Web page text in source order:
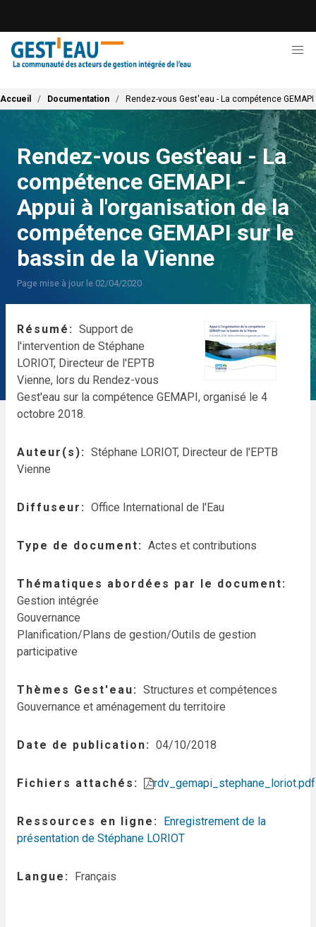
contenu
principal
Fil d'Ariane
Accueil Documentation Rendez-vous Gest'eau - La compétence
Rendez-vous Gest'eau - La
compétence GEMAPI -
Appui à l'organisation de la
compétence GEMAPI sur le
bassin de la Vienne
Page mise à jour le 02/04/2020
Résumé
Support de
l'intervention de Stéphane
LORIOT, Directeur de l'EPTB
Vienne, lors du Rendez-vous
Gest'eau sur la compétence GEMAPI, organisé le 4
octobre 2018.
Auteur(s)
Stéphane LORIOT, Directeur de l'EPTB
Vienne
Diffuseur Office International de l'Eau
Type de document Actes et contributions
Thématiques abordées par le document
Gestion intégrée
Gouvernance
Planification/Plans de gestion/Outils de gestion
participative
Thèmes Gest'eau
Structures et compétences
Gouvernance et aménagement du territoire
Date de publication 04/10/2018
Fichiers attachés rdv_gemapi_stephane_loriot.pdf
Ressources en ligne
Enregistrement de la
présentation de Stéphane LORIOT
Langue Français